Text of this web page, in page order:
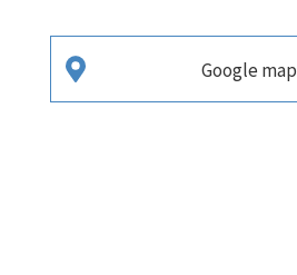
Google map